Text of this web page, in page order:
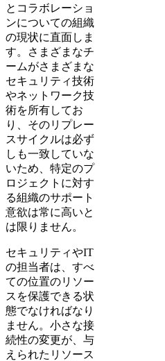
とコラボレーショ
ンについての組織
の現状に直面しま
す。さまざまなチ
ームがさまざまな
セキュリティ技術
やネットワーク技
術を所有してお
り、そのリプレー
スサイクルは必ず
しも一致していな
いため、特定のプ
ロジェクトに対す
る組織のサポート
意欲は常に高いと
は限りません。
セキュリティやIT
の担当者は、すべ
ての位置のリソー
スを保護できる状
態でなければなり
ません。小さな接
続性の変更が、与
えられたリソース